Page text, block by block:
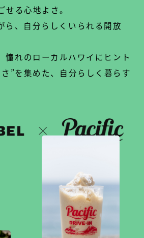
る心地よさ。
ら、自分らしくいられる開放
憧れのローカルハワイにヒント
”を集めた、自分らしく暮らす